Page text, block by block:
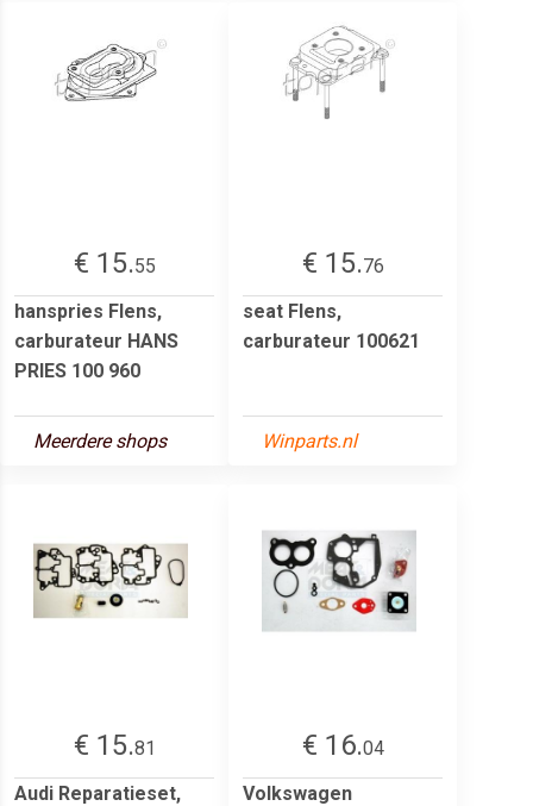
€ 15.55
hanspries Flens,
carburateur HANS
PRIES 100 960
Meerdere shops
€ 15.76
seat Flens,
carburateur 100621
Winparts.nl
€ 15.81
Audi Reparatieset,
€ 16.04
Volkswagen